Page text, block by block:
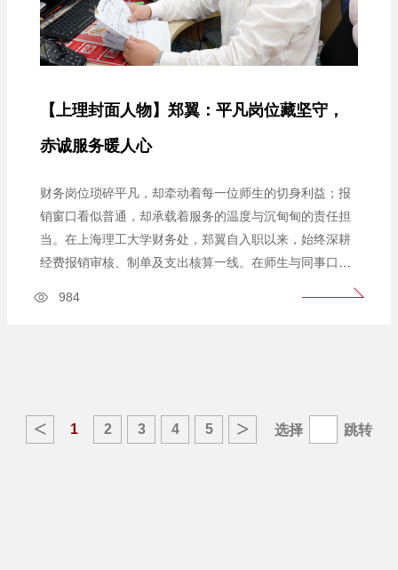
【上理封面人物】郑翼：平凡岗位藏坚守，
赤诚服务暖人心
984
财务岗位琐碎平凡，却牵动着每一位师生的切身利益；报
销窗口看似普通，却承载着服务的温度与沉甸甸的责任担
当。在上海理工大学财务处，郑翼自入职以来，始终深耕
经费报销审核、制单及支出核算一线。在师生与同事口
< 1 2 3 4 5 > 选择 跳转